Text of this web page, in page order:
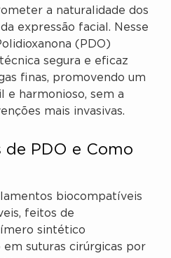
a naturalidade dos
expressão facial. Nesse
(PDO)
segura e eficaz
finas, promovendo um
e harmonioso, sem a
mais invasivas.
de PDO e Como
biocompatíveis
feitos de
sintético
suturas cirúrgicas por